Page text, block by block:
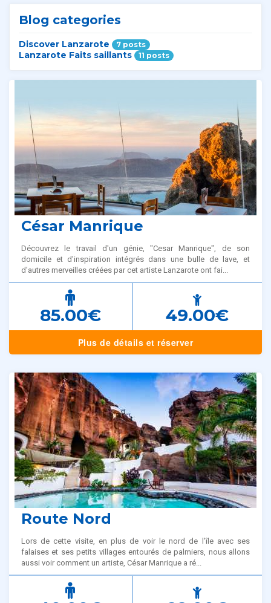
Blog categories
Discover Lanzarote 7 posts
Lanzarote Faits saillants 11 posts
César Manrique
Découvrez le travail d'un génie, "Cesar Manrique", de son
domicile et d'inspiration intégrés dans une bulle de lave, et
d'autres merveilles créées par cet artiste Lanzarote ont fai...
85.00€ 49.00€
Plus de détails et réserver
Route Nord
Lors de cette visite, en plus de voir le nord de l'île avec ses
falaises et ses petits villages entourés de palmiers, nous allons
aussi voir comment un artiste, César Manrique a ré...